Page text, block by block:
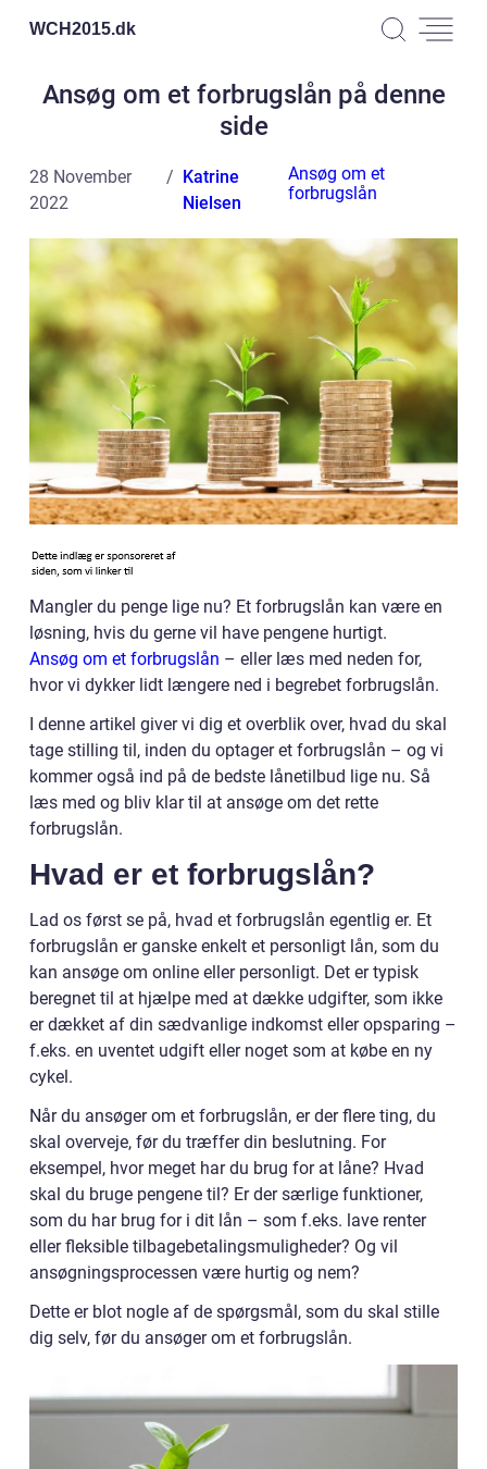
WCH2015.dk
Ansøg om et forbrugslån på denne
side
28 November
2022
Katrine
Nielsen
Ansøg om et
forbrugslån
Mangler du penge lige nu? Et forbrugslån kan være en
løsning, hvis du gerne vil have pengene hurtigt.
Ansøg om et forbrugslån – eller læs med neden for,
hvor vi dykker lidt længere ned i begrebet forbrugslån.
I denne artikel giver vi dig et overblik over, hvad du skal
tage stilling til, inden du optager et forbrugslån – og vi
kommer også ind på de bedste lånetilbud lige nu. Så
læs med og bliv klar til at ansøge om det rette
forbrugslån.
Hvad er et forbrugslån?
Lad os først se på, hvad et forbrugslån egentlig er. Et
forbrugslån er ganske enkelt et personligt lån, som du
kan ansøge om online eller personligt. Det er typisk
beregnet til at hjælpe med at dække udgifter, som ikke
er dækket af din sædvanlige indkomst eller opsparing –
f.eks. en uventet udgift eller noget som at købe en ny
cykel.
Når du ansøger om et forbrugslån, er der flere ting, du
skal overveje, før du træffer din beslutning. For
eksempel, hvor meget har du brug for at låne? Hvad
skal du bruge pengene til? Er der særlige funktioner,
som du har brug for i dit lån – som f.eks. lave renter
eller fleksible tilbagebetalingsmuligheder? Og vil
ansøgningsprocessen være hurtig og nem?
Dette er blot nogle af de spørgsmål, som du skal stille
dig selv, før du ansøger om et forbrugslån.